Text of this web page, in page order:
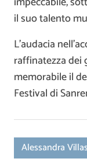
il suo talento
L’audacia
raffinatezza dei
memorabile il
Festival di
Alessandra